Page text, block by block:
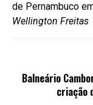
de Pernambuco
Wellington Freitas
Balneário
criação